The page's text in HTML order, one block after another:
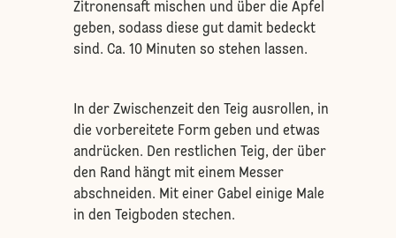
Zitronensaft mischen und über die Äpfel
geben, sodass diese gut damit bedeckt
sind. Ca. 10 Minuten so stehen lassen.
In der Zwischenzeit den Teig ausrollen, in
die vorbereitete Form geben und etwas
andrücken. Den restlichen Teig, der über
den Rand hängt mit einem Messer
abschneiden. Mit einer Gabel einige Male
in den Teigboden stechen.